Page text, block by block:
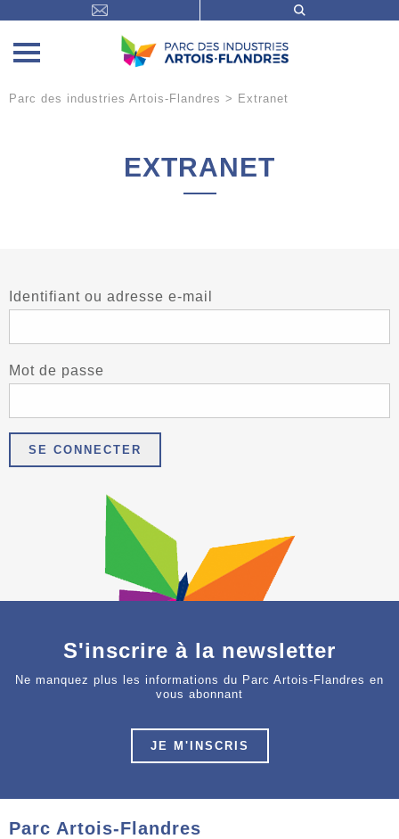
Parc des industries Artois-Flandres > Extranet
EXTRANET
Identifiant ou adresse e-mail
Mot de passe
S'inscrire à la newsletter
Ne manquez plus les informations du Parc Artois-Flandres en
vous abonnant
JE M'INSCRIS
Parc Artois-Flandres